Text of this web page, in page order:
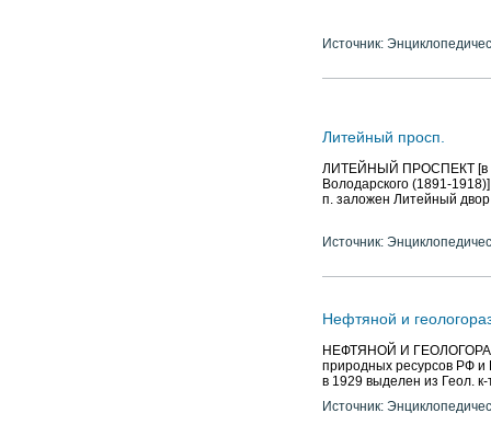
Источник:
Литейный просп.
ЛИТЕЙНЫЙ ПРОСПЕКТ [в
Володарского (1891-
п. заложен Литейный
Источник:
Нефтяной и
НЕФТЯНОЙ И
природных ресурсов РФ и
в 1929 выделен из Геол.
Источник: